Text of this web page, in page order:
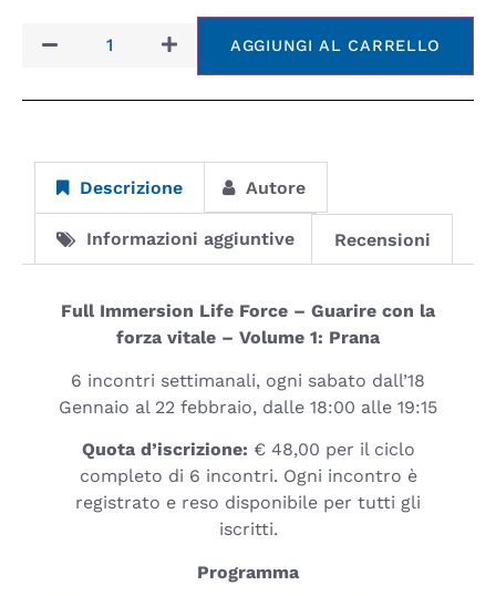
AGGIUNGI AL CARRELLO
Descrizione Autore
Informazioni aggiuntive Recensioni
Full Immersion Life Force – Guarire con la
forza vitale – Volume 1: Prana
6 incontri settimanali, ogni sabato dall’18
Gennaio al 22 febbraio, dalle 18:00 alle 19:15
Quota d’iscrizione: € 48,00 per il ciclo
completo di 6 incontri. Ogni incontro è
registrato e reso disponibile per tutti gli
iscritti.
Programma